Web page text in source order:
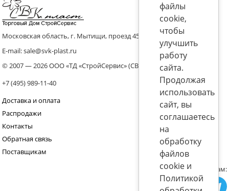
Московская область, г. Мытищи, проезд 4536 владение 8, стр.10
E-mail: sale@svk-plast.ru
© 2007 — 2026 ООО «ТД «СтройСервис» (СВК)
+7 (495) 989-11-40
Доставка и оплата
Распродажи
Контакты
Обратная связь
Поставщикам
Присоединяйтесь к нам:
файлы
cookie,
чтобы
улучшить
работу
сайта.
Продолжая
использовать
сайт, вы
соглашаетесь
на
обработку
файлов
cookie и
Политикой